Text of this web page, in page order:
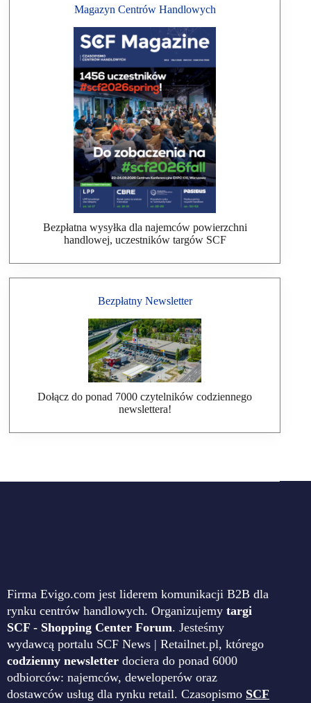
Magazyn Centrów Handlowych
Bezpłatna wysyłka dla najemców powierzchni
handlowej, uczestników targów SCF
Bezpłatny Newsletter
Dołącz do ponad 7000 czytelników codziennego
newslettera!
Firma Evigo.com jest liderem komunikacji B2B dla
rynku centrów handlowych. Organizujemy targi
SCF - Shopping Center Forum. Jesteśmy
wydawcą portalu SCF News | Retailnet.pl, którego
codzienny newsletter dociera do ponad 6000
odbiorców: najemców, deweloperów oraz
dostawców usług dla rynku retail. Czasopismo SCF